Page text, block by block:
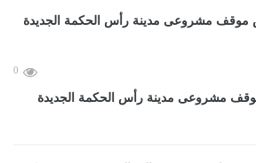
0
مشروعى مدينة رأس الحكمة الجديدة